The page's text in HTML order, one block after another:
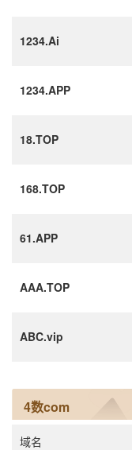
1234.Ai
1234.APP
18.TOP
168.TOP
61.APP
AAA.TOP
ABC.vip
4数com
域名